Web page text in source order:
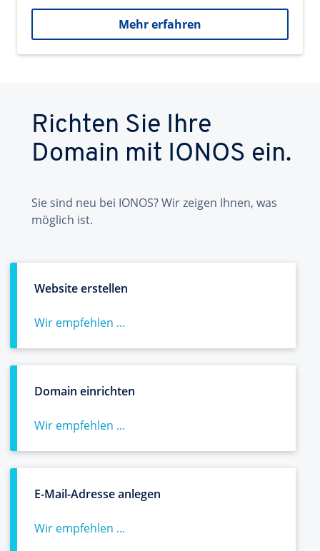
Mehr erfahren
Richten Sie Ihre
Domain mit IONOS ein.
Sie sind neu bei IONOS? Wir zeigen Ihnen, was
möglich ist.
Website erstellen
Wir empfehlen ...
Domain einrichten
Wir empfehlen ...
E-Mail-Adresse anlegen
Wir empfehlen ...